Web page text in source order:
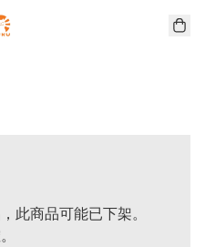
此商品可能已下架。